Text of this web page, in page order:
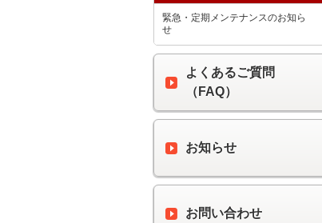
緊急・定期メンテナンスのお知ら
せ
よくあるご質問
（FAQ）
お知らせ
お問い合わせ